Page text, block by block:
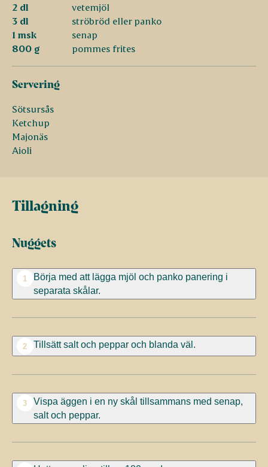
2 dl
vetemjöl
3 dl
ströbröd eller panko
1 msk
senap
800 g
pommes frites
Servering
Sötsursås
Ketchup
Majonäs
Aioli
Tillagning
Nuggets
1
Börja med att lägga mjöl och panko panering i
separata skålar.
2 Tillsätt salt och peppar och blanda väl.
3
Vispa äggen i en ny skål tillsammans med senap,
salt och peppar.